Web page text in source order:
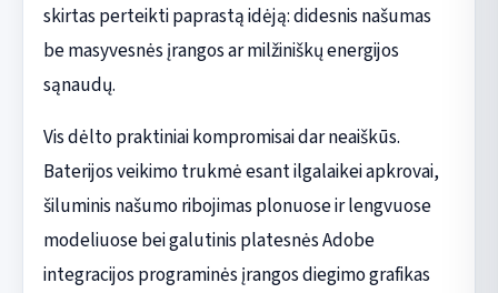
skirtas perteikti paprastą idėją: didesnis našumas
be masyvesnės įrangos ar milžiniškų energijos
sąnaudų.
Vis dėlto praktiniai kompromisai dar neaiškūs.
Baterijos veikimo trukmė esant ilgalaikei apkrovai,
šiluminis našumo ribojimas plonuose ir lengvuose
modeliuose bei galutinis platesnės Adobe
integracijos programinės įrangos diegimo grafikas